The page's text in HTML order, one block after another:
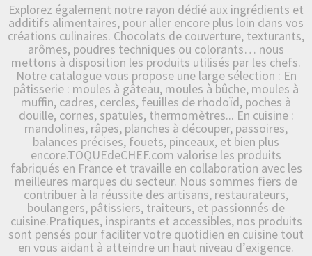
Explorez également notre rayon dédié aux ingrédients et
additifs alimentaires, pour aller encore plus loin dans vos
créations culinaires. Chocolats de couverture, texturants,
arômes, poudres techniques ou colorants… nous
mettons à disposition les produits utilisés par les chefs.
Notre catalogue vous propose une large sélection : En
pâtisserie : moules à gâteau, moules à bûche, moules à
muffin, cadres, cercles, feuilles de rhodoïd, poches à
douille, cornes, spatules, thermomètres... En cuisine :
mandolines, râpes, planches à découper, passoires,
balances précises, fouets, pinceaux, et bien plus
encore.TOQUEdeCHEF.com valorise les produits
fabriqués en France et travaille en collaboration avec les
meilleures marques du secteur. Nous sommes fiers de
contribuer à la réussite des artisans, restaurateurs,
boulangers, pâtissiers, traiteurs, et passionnés de
cuisine.Pratiques, inspirants et accessibles, nos produits
sont pensés pour faciliter votre quotidien en cuisine tout
en vous aidant à atteindre un haut niveau d’exigence.